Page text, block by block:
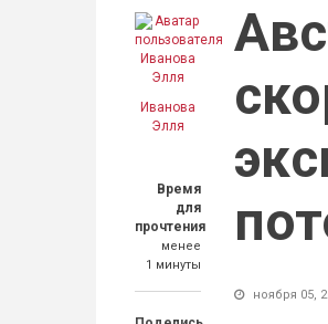
Иванова
Элля
Время
для
прочтения
менее
1 минуты
ноября 05,